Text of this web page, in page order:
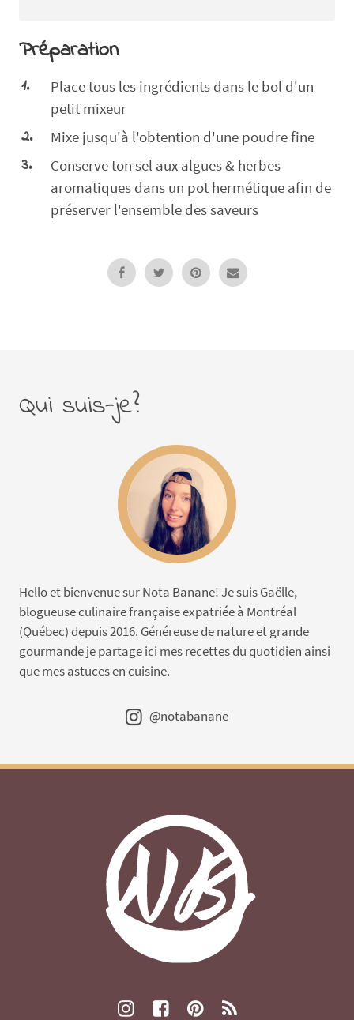
Préparation
Place tous les ingrédients dans le bol d'un
petit mixeur
Mixe jusqu'à l'obtention d'une poudre fine
Conserve ton sel aux algues & herbes
aromatiques dans un pot hermétique afin de
préserver l'ensemble des saveurs
Qui suis-je?
Hello et bienvenue sur Nota Banane! Je suis Gaëlle,
blogueuse culinaire française expatriée à Montréal
(Québec) depuis 2016. Généreuse de nature et grande
gourmande je partage ici mes recettes du quotidien ainsi
que mes astuces en cuisine.
@notabanane